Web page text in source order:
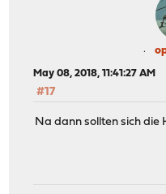
May 08, 2018, 11:41:27 AM
#17
Na dann sollten sich die